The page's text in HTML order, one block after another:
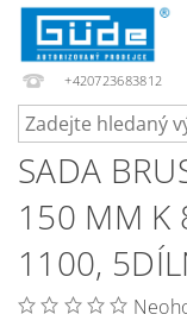
+420723683812
SADA
150 MM K
1100,